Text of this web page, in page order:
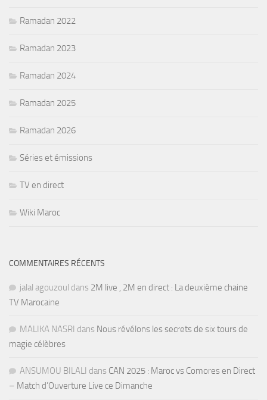
Ramadan 2022
Ramadan 2023
Ramadan 2024
Ramadan 2025
Ramadan 2026
Séries et émissions
TV en direct
Wiki Maroc
COMMENTAIRES RÉCENTS
jalal agouzoul dans 2M live , 2M en direct : La deuxième chaine
TV Marocaine
MALIKA NASRI dans Nous révélons les secrets de six tours de
magie célèbres
ANSUMOU BILALI dans CAN 2025 : Maroc vs Comores en Direct
– Match d’Ouverture Live ce Dimanche